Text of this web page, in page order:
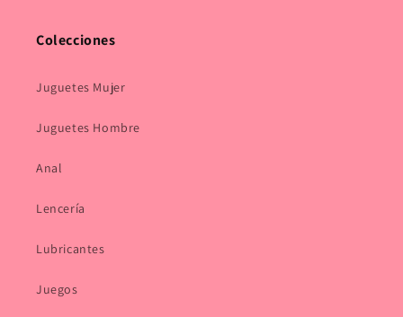
Colecciones
Juguetes Mujer
Juguetes Hombre
Anal
Lencería
Lubricantes
Juegos